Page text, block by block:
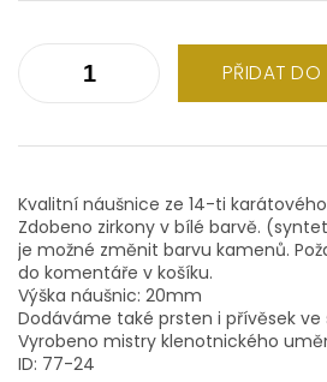
PŘIDAT DO
Kvalitní náušnice ze 14-ti
Zdobeno zirkony v bílé barvě.
je možné změnit barvu kamenů.
do komentáře v košíku.
Výška náušnic: 20mm
Dodáváme také prsten i přívěsek
Vyrobeno mistry klenotnického
ID: 77-24